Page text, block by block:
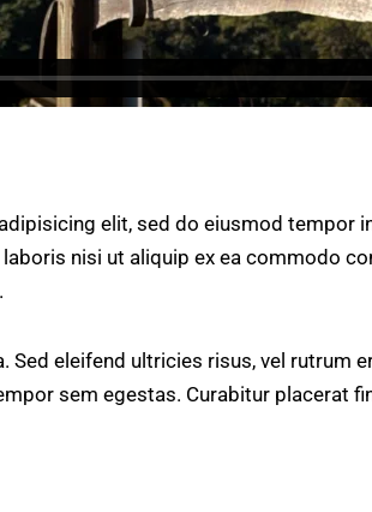
elit, sed do eiusmod tempor
nisi ut aliquip ex ea commodo
Sed eleifend ultricies risus, vel rutrum
sem egestas. Curabitur placerat